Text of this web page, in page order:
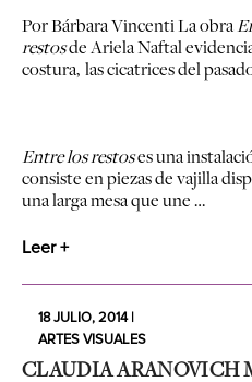
Por Bárbara VincentiLa obra
restosde Ariela Naftal
costura, las cicatrices del
Entre los restoses una
consiste en piezas de vajilla
una larga mesa que une …
Leer +
18 JULIO, 2014 |
ARTES VISUALES
CLAUDIA ARANOVICH